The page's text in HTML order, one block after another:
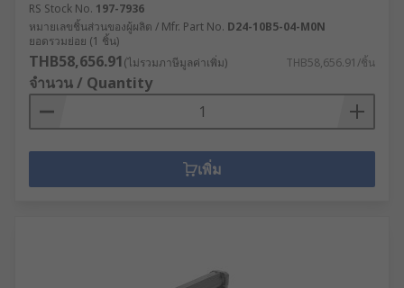
RS Stock No. 197-7936
หมายเลขชิ้นส่วนของผู้ผลิต / Mfr. Part No. D24-10B5-04-M0N
ยอดรวมย่อย (1 ชิ้น)
THB58,656.91(ไม่รวมภาษีมูลค่าเพิ่ม) THB58,656.91/ชิ้น
จำนวน / Quantity
เพิ่ม